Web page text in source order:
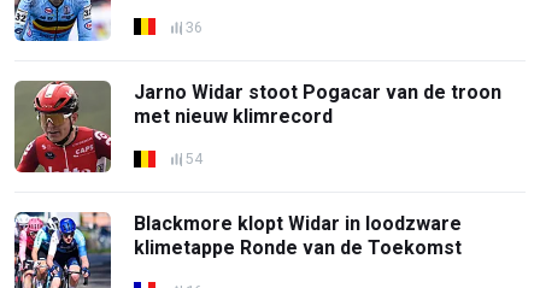
36
Jarno Widar stoot Pogacar van de troon
met nieuw klimrecord
54
Blackmore klopt Widar in loodzware
klimetappe Ronde van de Toekomst